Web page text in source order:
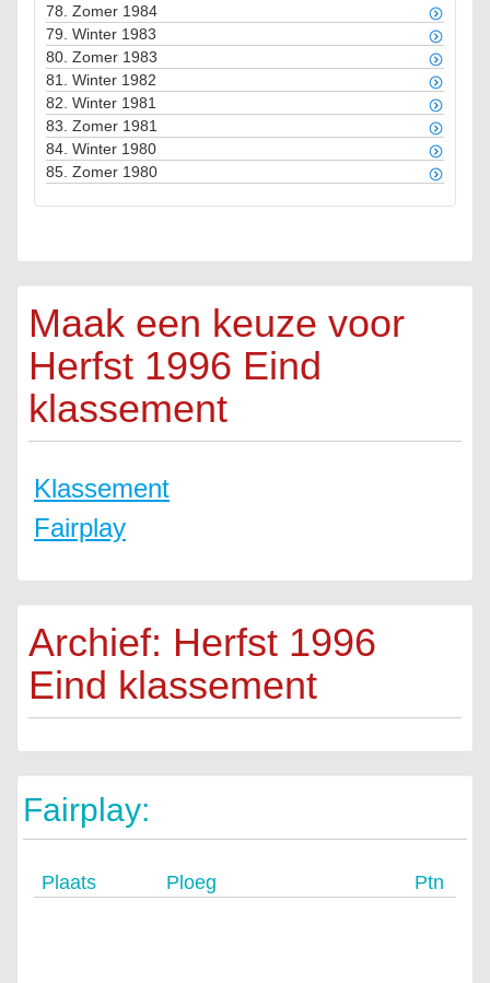
78. Zomer 1984
79. Winter 1983
80. Zomer 1983
81. Winter 1982
82. Winter 1981
83. Zomer 1981
84. Winter 1980
85. Zomer 1980
Maak een keuze voor
Herfst 1996 Eind
klassement
Klassement
Fairplay
Archief: Herfst 1996
Eind klassement
Fairplay:
Plaats Ploeg Ptn